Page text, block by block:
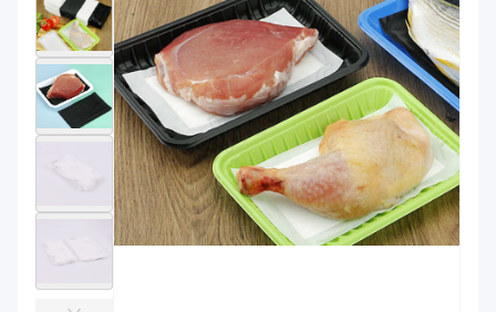
烤箱袋
221330
SE53
热收缩
袋
拉伸膜
价格：￥0.03 ~ ￥0.07
商品参数
商品分类
吸水垫
吸水量（ml）
30、45、50、65、约75、120（0.2%NaCl）、75
80、100、120
长度（mm）
100、180、160、150
珍珠白、炫酷黑、天空蓝、苹果绿、咖啡棕、可定
100*80、140*80、150*80、160*80、180*100
吸水量（ml）
宽度（mm）